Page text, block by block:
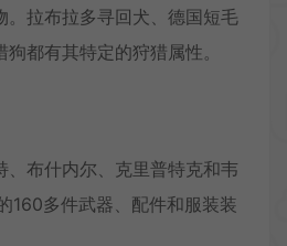
。拉布拉多寻回犬、德国短毛
都有其特定的狩猎属性。
、布什内尔、克里普特克和韦
160多件武器、配件和服装装